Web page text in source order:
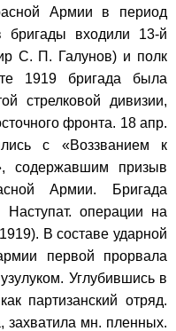
Армии в период
бригады входили 13-й
С. П. Галунов) и полк
1919 бригада была
стрелковой дивизии,
фронта. 18 апр.
с «Воззванием к
содержавшим призыв
Армии. Бригада
Наступат. операции на
В составе ударной
первой прорвала
Углубившись в
партизанский отряд.
мн. пленных.